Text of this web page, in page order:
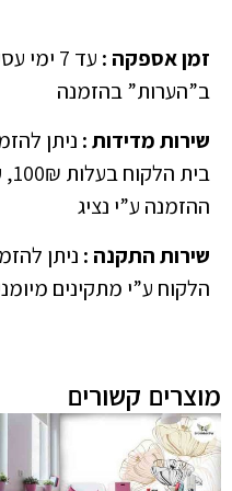
זמן אספקה :
עד 7
ב”הערות” בהזמנה
שירות מדידות: ניתן
ההזמנה ע”י נציג
שירות התקנה : ניתן
הלקוח ע”י מתקינים
מוצרים קשורים